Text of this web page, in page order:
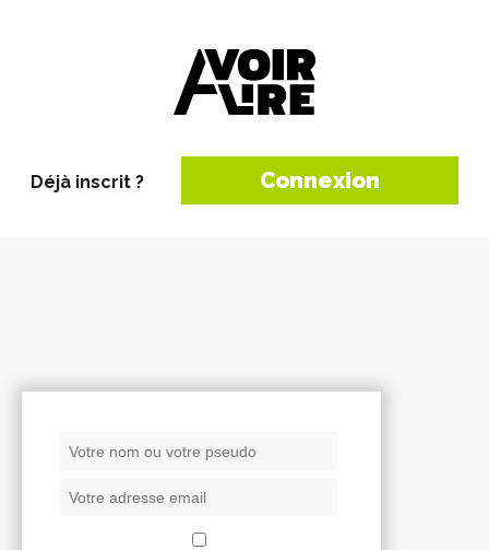
Déjà inscrit ? Connexion